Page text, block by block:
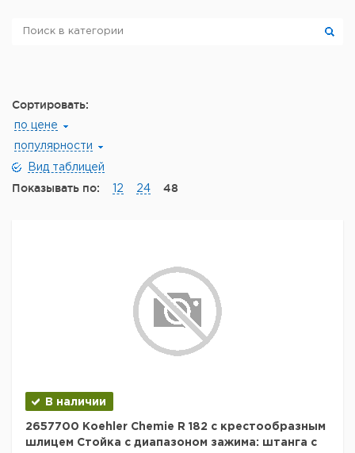
Сортировать:
по цене
популярности
Вид таблицей
Показывать по: 12 24 48
В наличии
2657700 Koehler Chemie R 182 с крестообразным
шлицем Стойка с диапазоном зажима: штанга с